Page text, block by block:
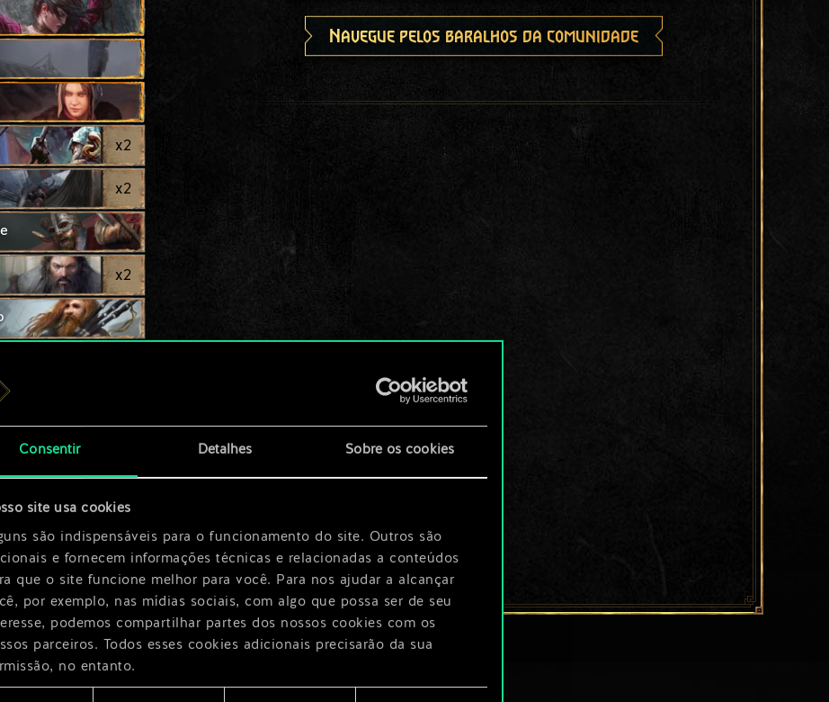
Consentir Detalhes Sobre os cookies
site usa cookies
são indispensáveis para o funcionamento do site. Outros são
e fornecem informações técnicas e relacionadas a conteúdos
que o site funcione melhor para você. Para nos ajudar a alcançar
por exemplo, nas mídias sociais, com algo que possa ser de seu
podemos compartilhar partes dos nossos cookies com os
parceiros. Todos esses cookies adicionais precisarão da sua
no entanto.
x2
x2
x2
Navegue pelos baralhos da comunidade